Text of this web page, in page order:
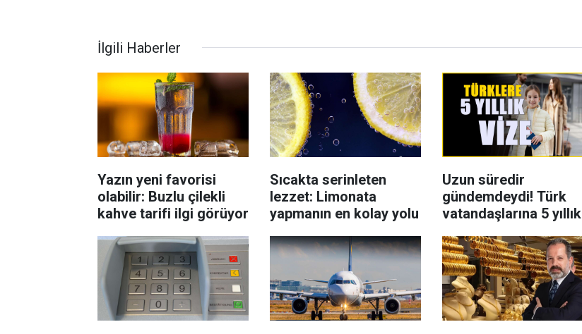
İlgili Haberler
Yazın yeni favorisi
olabilir: Buzlu çilekli
kahve tarifi ilgi görüyor
Sıcakta serinleten
lezzet: Limonata
yapmanın en kolay yolu
Uzun süredir
gündemdeydi! Türk
vatandaşlarına 5 yıllık